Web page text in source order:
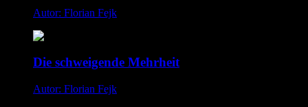
Autor: Florian Fejk
Die schweigende Mehrheit
Autor: Florian Fejk